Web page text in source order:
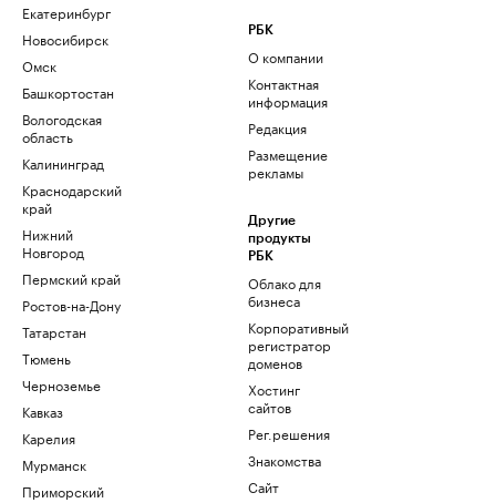
Екатеринбург
Новосибирск
Омск
Башкортостан
Вологодская
область
Калининград
Краснодарский
край
Нижний
Новгород
Пермский край
Ростов-на-Дону
Татарстан
Тюмень
Черноземье
Кавказ
Карелия
Мурманск
Приморский
РБК
О компании
Контактная
информация
Редакция
Размещение
рекламы
Другие
продукты
РБК
Облако для
бизнеса
Корпоративный
регистратор
доменов
Хостинг
сайтов
Рег.решения
Знакомства
Сайт